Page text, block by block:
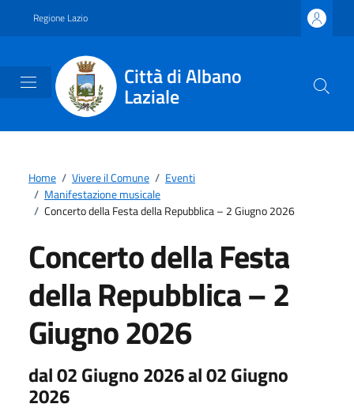
Regione Lazio
Città di Albano
Laziale
Home / Vivere il Comune / Eventi
/ Manifestazione musicale
/ Concerto della Festa della Repubblica – 2 Giugno 2026
Concerto della Festa
della Repubblica – 2
Giugno 2026
dal 02 Giugno 2026 al 02 Giugno
2026